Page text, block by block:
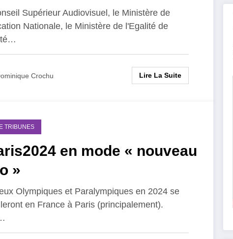
Supérieur Audiovisuel, le Ministère de
Nationale, le Ministère de l'Egalité de
Crochu Lire La Suite
TRIBUNES
en mode « nouveau
»
Olympiques et Paralympiques en 2024 se
en France à Paris (principalement).